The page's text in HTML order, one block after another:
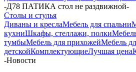
-Д78 ПАТИКА стол не раздвижной-
Столы и стулья
Диваны и креслаМебель для спальни
кухниШкафы, стеллажи, полки
тумбыМебель для прихожейМебель
детскойКомплектующиеЛучшая цена
-Новости